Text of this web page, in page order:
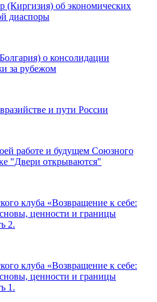
(Киргизия) об экономических
диаспоры
о консолидации
за рубежом
и пути России
работе и будущем Союзного
"Двери открываются"
клуба «Возвращение к себе:
ценности и границы
2.
клуба «Возвращение к себе:
ценности и границы
1.